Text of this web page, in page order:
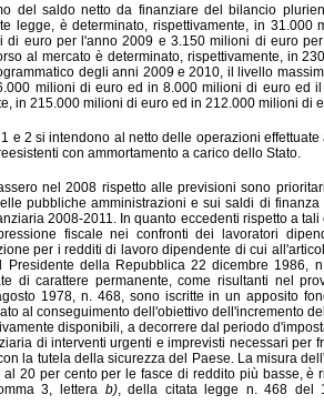
del saldo netto da finanziare del bilancio
legge, è determinato, rispettivamente, in 31.000
di euro per l'anno 2009 e 3.150 milioni di euro
al mercato è determinato, rispettivamente, in
degli anni 2009 e 2010, il livello
milioni di euro ed in 8.000 milioni di euro ed
in 215.000 milioni di euro ed in 212.000 milioni di
e 2 si intendono al netto delle operazioni effettuate
con ammortamento a carico dello Stato.
nel 2008 rispetto alle previsioni sono
pubbliche amministrazioni e sui saldi di finanza
2008-2011. In quanto eccedenti rispetto a
fiscale nei confronti dei lavoratori
per i redditi di lavoro dipendente di cui
della Repubblica 22 dicembre 1986,
di carattere permanente, come risultanti nel
1978, n. 468, sono iscritte in un apposito
al conseguimento dell'obiettivo dell'incremento
disponibili, a decorrere dal periodo
di interventi urgenti e imprevisti necessari per
la tutela della sicurezza del Paese. La misura
20 per cento per le fasce di reddito più basse, è
3, lettera b), della citata legge n. 468 del